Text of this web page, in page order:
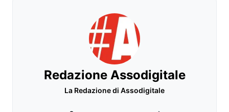
Redazione Assodigitale
La Redazione di Assodigitale